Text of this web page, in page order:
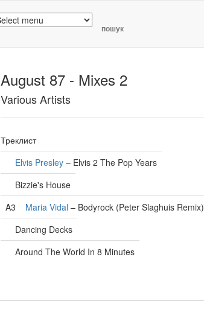
пошук
August 87 - Mixes 2
Various Artists
Треклист
Elvis Presley– Elvis 2 The Pop Years
Bizzie's House
A3
Maria Vidal – Bodyrock (Peter Slaghuis Remix)
Dancing Decks
Around The World In 8 Minutes